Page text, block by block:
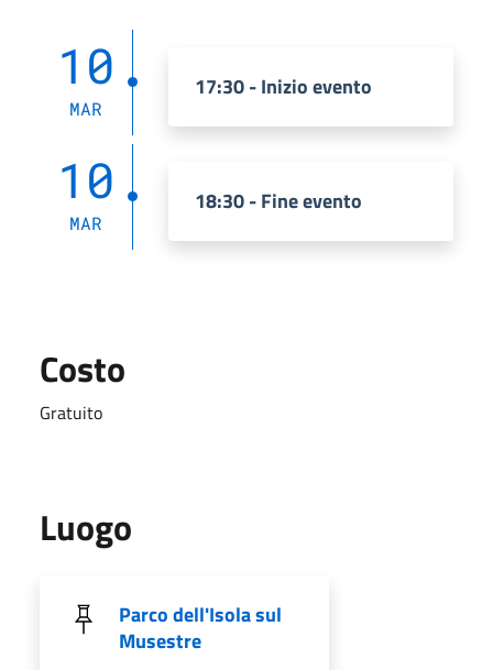
10
MAR
17:30 - Inizio evento
10
MAR
18:30 - Fine evento
Costo
Gratuito
Luogo
Parco dell'Isola sul
Musestre